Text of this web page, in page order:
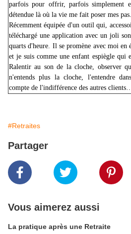
parfois pour offrir, parfois simplement
détendue là où la vie me fait poser mes pas.
Récemment équipée d'un outil qui,
téléchargé une application avec un joli
quarts d'heure. Il se promène avec moi en
et je suis comme une enfant espiègle qui
Ralentir au son de la cloche, observer
n'entends plus la cloche, l'entendre
compte de l'indifférence des autres
#Retraites
Partager
Vous aimerez aussi
La pratique après une Retraite